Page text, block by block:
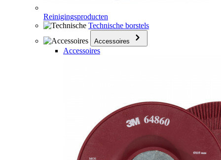
Reinigingsproducten
Technische borstels
Accessoires
Accessoires